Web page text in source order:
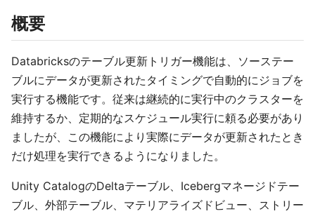
概要
Databricksのテーブル更新トリガー機能は、ソーステー
ブルにデータが更新されたタイミングで自動的にジョブを
実行する機能です。従来は継続的に実行中のクラスターを
維持するか、定期的なスケジュール実行に頼る必要があり
ましたが、この機能により実際にデータが更新されたとき
だけ処理を実行できるようになりました。
Unity CatalogのDeltaテーブル、Icebergマネージドテー
ブル、外部テーブル、マテリアライズドビュー、ストリー